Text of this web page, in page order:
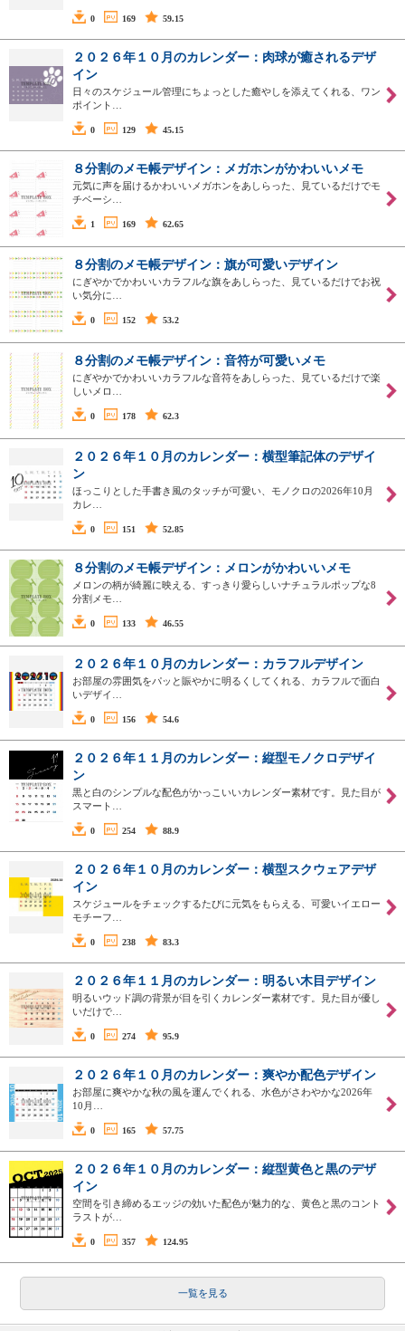
0 169 59.15
２０２６年１０月のカレンダー：肉球が癒されるデザ
イン
日々のスケジュール管理にちょっとした癒やしを添えてくれる、ワン
ポイント…
0 129 45.15
８分割のメモ帳デザイン：メガホンがかわいいメモ
元気に声を届けるかわいいメガホンをあしらった、見ているだけでモ
チベーシ…
1 169 62.65
８分割のメモ帳デザイン：旗が可愛いデザイン
にぎやかでかわいいカラフルな旗をあしらった、見ているだけでお祝
い気分に…
0 152 53.2
８分割のメモ帳デザイン：音符が可愛いメモ
にぎやかでかわいいカラフルな音符をあしらった、見ているだけで楽
しいメロ…
0 178 62.3
２０２６年１０月のカレンダー：横型筆記体のデザイ
ン
ほっこりとした手書き風のタッチが可愛い、モノクロの2026年10月
カレ…
0 151 52.85
８分割のメモ帳デザイン：メロンがかわいいメモ
メロンの柄が綺麗に映える、すっきり愛らしいナチュラルポップな8
分割メモ…
0 133 46.55
２０２６年１０月のカレンダー：カラフルデザイン
お部屋の雰囲気をパッと賑やかに明るくしてくれる、カラフルで面白
いデザイ…
0 156 54.6
２０２６年１１月のカレンダー：縦型モノクロデザイ
ン
黒と白のシンプルな配色がかっこいいカレンダー素材です。見た目が
スマート…
0 254 88.9
２０２６年１０月のカレンダー：横型スクウェアデザ
イン
スケジュールをチェックするたびに元気をもらえる、可愛いイエロー
モチーフ…
0 238 83.3
２０２６年１１月のカレンダー：明るい木目デザイン
明るいウッド調の背景が目を引くカレンダー素材です。見た目が優し
いだけで…
0 274 95.9
２０２６年１０月のカレンダー：爽やか配色デザイン
お部屋に爽やかな秋の風を運んでくれる、水色がさわやかな2026年
10月…
0 165 57.75
２０２６年１０月のカレンダー：縦型黄色と黒のデザ
イン
空間を引き締めるエッジの効いた配色が魅力的な、黄色と黒のコント
ラストが…
0 357 124.95
一覧を見る